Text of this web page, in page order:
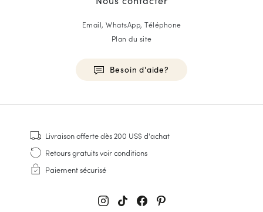
Email, WhatsApp, Téléphone
Plan du site
Besoin d'aide?
Baskets
Cousu Goodyear
Derbies & Richelieu
Richelieus Homme
Sandales & Espadrilles
Livraison offertedès 200 US$ d'achat
Retours gratuitsvoir conditions
Paiement sécurisé